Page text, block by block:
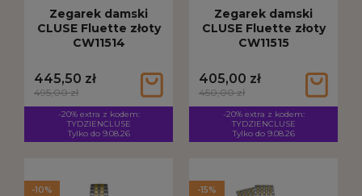
Zegarek damski
CLUSE Fluette złoty
CW11514
445,50 zł
495,00 zł
-20% extra z kodem:
TYDZIENCLUSE
Tylko do 9.08.26
Zegarek damski
CLUSE Fluette złoty
CW11515
405,00 zł
450,00 zł
-20% extra z kodem:
TYDZIENCLUSE
Tylko do 9.08.26
-10% -15%